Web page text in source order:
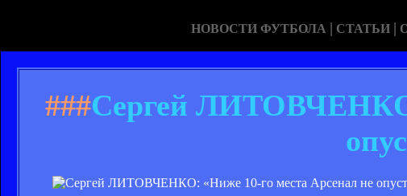
НОВОСТИ ФУТБОЛА | СТАТЬИ |
###Сергей ЛИТОВЧЕНКО: